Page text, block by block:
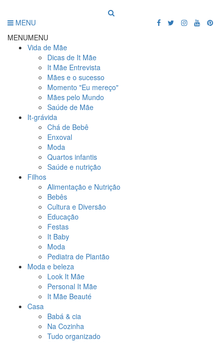
MENU
MENUMENU
Vida de Mãe
Dicas de It Mãe
It Mãe Entrevista
Mães e o sucesso
Momento "Eu mereço"
Mães pelo Mundo
Saúde de Mãe
It-grávida
Chá de Bebê
Enxoval
Moda
Quartos infantis
Saúde e nutrição
Filhos
Alimentação e Nutrição
Bebês
Cultura e Diversão
Educação
Festas
It Baby
Moda
Pediatra de Plantão
Moda e beleza
Look It Mãe
Personal It Mãe
It Mãe Beauté
Casa
Babá & cia
Na Cozinha
Tudo organizado